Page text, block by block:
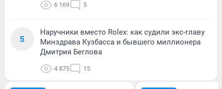
6 169 5
5
Наручники вместо Rolex: как судили экс-главу
Минздрава Кузбасса и бывшего миллионера
Дмитрия Беглова
4 875 15